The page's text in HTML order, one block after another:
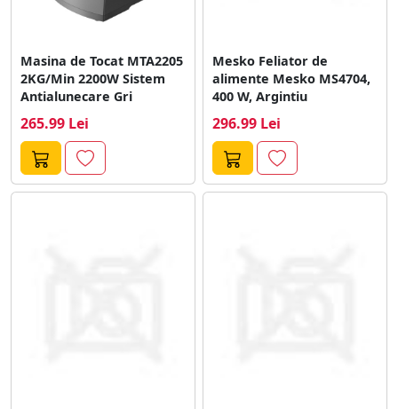
Masina de Tocat MTA2205
2KG/Min 2200W Sistem
Antialunecare Gri
265.99 Lei
Mesko Feliator de
alimente Mesko MS4704,
400 W, Argintiu
296.99 Lei